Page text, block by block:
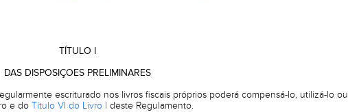
TÍTULO I
DAS DISPOSIÇOES PRELIMINARES
escriturado nos livros fiscais próprios poderá compensá-lo, utilizá-lo ou
e do Título VI do Livro I deste Regulamento.